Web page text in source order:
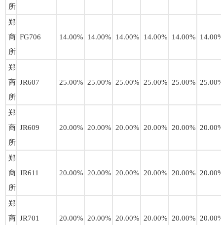
所
郑
商
所
FG706 14.00% 14.00% 14.00% 14.00% 14.00%
郑
商
所
JR607 25.00% 25.00% 25.00% 25.00% 25.00%
郑
商
所
JR609 20.00% 20.00% 20.00% 20.00% 20.00%
郑
商
所
JR611 20.00% 20.00% 20.00% 20.00% 20.00%
郑
商 JR701 20.00% 20.00% 20.00% 20.00% 20.00%